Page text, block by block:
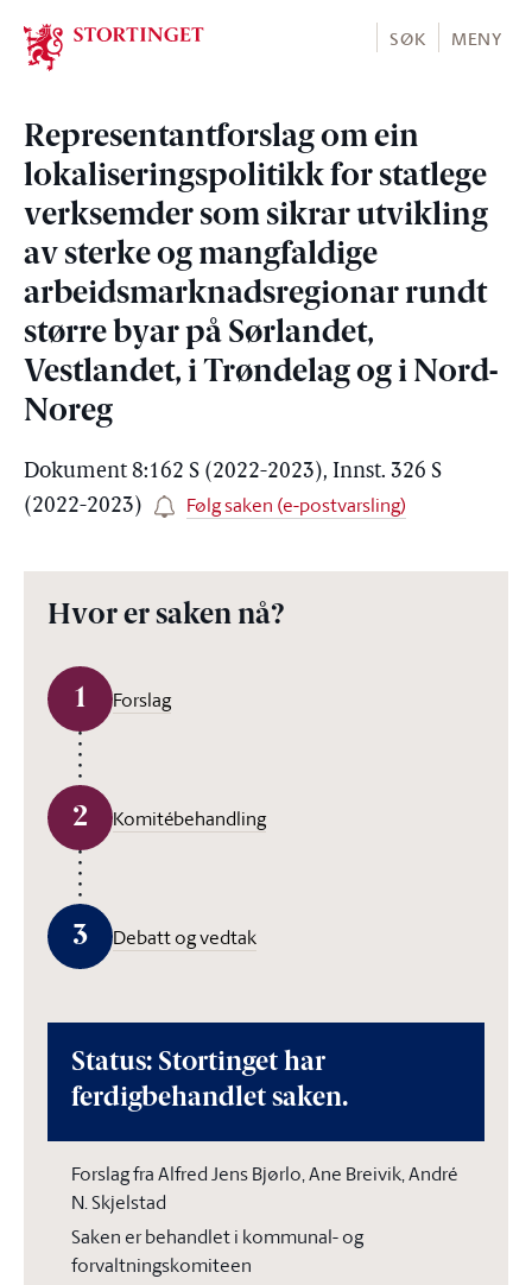
Stortinget.no
SØK MENY
Representantforslag om ein
lokaliseringspolitikk for statlege
verksemder som sikrar utvikling
av sterke og mangfaldige
arbeidsmarknadsregionar rundt
større byar på Sørlandet,
Vestlandet, i Trøndelag og i Nord-
Noreg
Dokument 8:162 S (2022-2023), Innst. 326 S
(2022-2023)
Følg saken (e-postvarsling)
Hvor er saken nå?
1 Forslag
2 Komitébehandling
3 Debatt og vedtak
Status: Stortinget har
ferdigbehandlet saken.
Forslag fra Alfred Jens Bjørlo, Ane Breivik, André
N. Skjelstad
Saken er behandlet i kommunal- og
forvaltningskomiteen